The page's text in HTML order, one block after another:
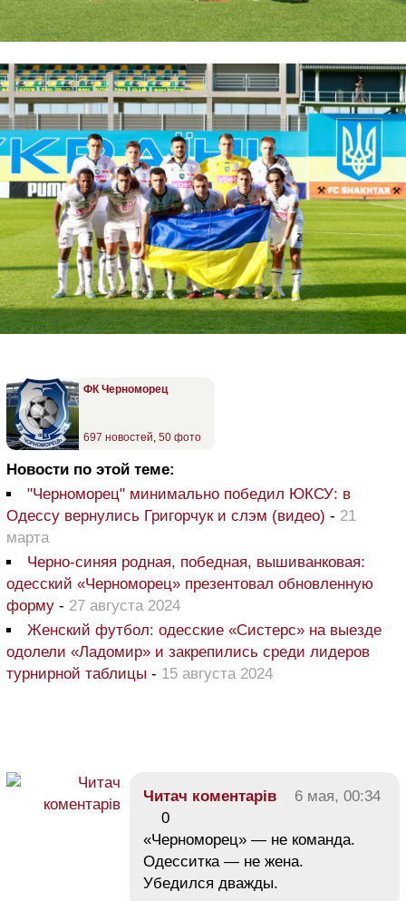
ФК Черноморец
697 новостей, 50 фото
Новости по этой теме:
"Черноморец" минимально победил ЮКСУ: в
Одессу вернулись Григорчук и слэм (видео) - 21
марта
Черно-синяя родная, победная, вышиванковая:
одесский «Черноморец» презентовал обновленную
форму - 27 августа 2024
Женский футбол: одесские «Систерс» на выезде
одолели «Ладомир» и закрепились среди лидеров
турнирной таблицы - 15 августа 2024
Читач коментарів
6 мая, 00:34
0
«Черноморец» — не команда.
Одесситка — не жена.
Убедился дважды.